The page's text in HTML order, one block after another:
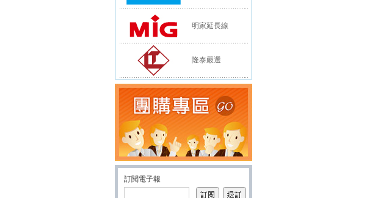
明家延長線
隆泰嚴選